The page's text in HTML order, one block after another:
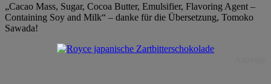
„Cacao Mass, Sugar, Cocoa Butter, Emulsifier, Flavoring Agent –
Containing Soy and Milk“ – danke für die Übersetzung, Tomoko
Sawada!